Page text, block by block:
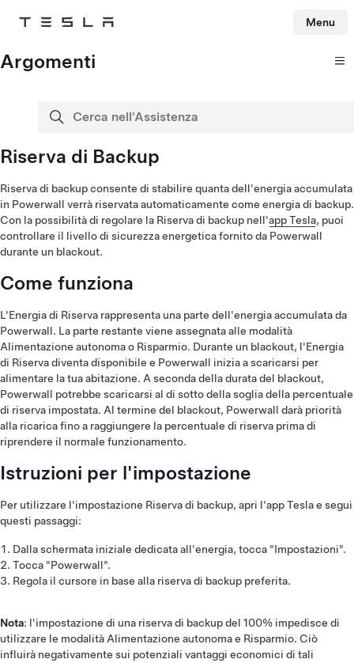
Tesla Menu
Argomenti
Cerca nell'Assistenza
cerca
Riserva di Backup
Riserva di backup consente di stabilire quanta dell'energia accumulata
in Powerwall verrà riservata automaticamente come energia di backup.
Con la possibilità di regolare la Riserva di backup nell'app Tesla, puoi
controllare il livello di sicurezza energetica fornito da Powerwall
durante un blackout.
Come funziona
L'Energia di Riserva rappresenta una parte dell'energia accumulata da
Powerwall. La parte restante viene assegnata alle modalità
Alimentazione autonoma o Risparmio. Durante un blackout, l'Energia
di Riserva diventa disponibile e Powerwall inizia a scaricarsi per
alimentare la tua abitazione. A seconda della durata del blackout,
Powerwall potrebbe scaricarsi al di sotto della soglia della percentuale
di riserva impostata. Al termine del blackout, Powerwall darà priorità
alla ricarica fino a raggiungere la percentuale di riserva prima di
riprendere il normale funzionamento.
Istruzioni per l'impostazione
Per utilizzare l'impostazione Riserva di backup, apri l'app Tesla e segui
questi passaggi:
Dalla schermata iniziale dedicata all'energia, tocca "Impostazioni".
Tocca "Powerwall".
Regola il cursore in base alla riserva di backup preferita.
Nota: l'impostazione di una riserva di backup del 100% impedisce di
utilizzare le modalità Alimentazione autonoma e Risparmio. Ciò
influirà negativamente sui potenziali vantaggi economici di tali